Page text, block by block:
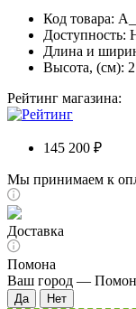
Код товара:
Доступность:
Длина и
Высота, (см):
Рейтинг магазина:
145 200 ₽
Мы принимаем к
Доставка
Помона
Ваш город —